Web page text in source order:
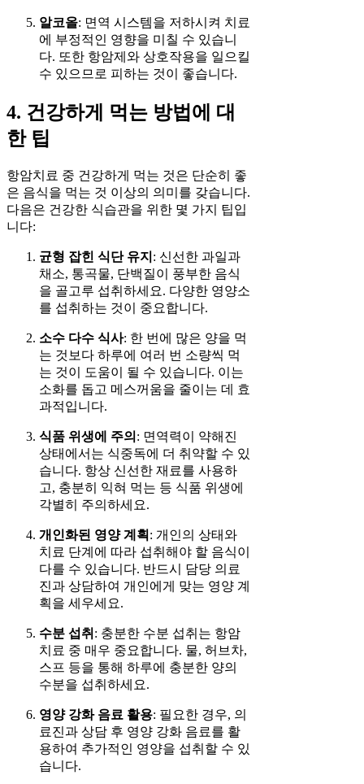
알코올: 면역 시스템을 저하시켜 치료
에 부정적인 영향을 미칠 수 있습니
다. 또한 항암제와 상호작용을 일으킬
수 있으므로 피하는 것이 좋습니다.
4. 건강하게 먹는 방법에 대
한 팁
항암치료 중 건강하게 먹는 것은 단순히 좋
은 음식을 먹는 것 이상의 의미를 갖습니다.
다음은 건강한 식습관을 위한 몇 가지 팁입
니다:
균형 잡힌 식단 유지 : 신선한 과일과
채소, 통곡물, 단백질이 풍부한 음식
을 골고루 섭취하세요. 다양한 영양소
를 섭취하는 것이 중요합니다.
소수 다수 식사: 한 번에 많은 양을 먹
는 것보다 하루에 여러 번 소량씩 먹
는 것이 도움이 될 수 있습니다. 이는
소화를 돕고 메스꺼움을 줄이는 데 효
과적입니다.
식품 위생에 주의 : 면역력이 약해진
상태에서는 식중독에 더 취약할 수 있
습니다. 항상 신선한 재료를 사용하
고, 충분히 익혀 먹는 등 식품 위생에
각별히 주의하세요.
개인화된 영양 계획 : 개인의 상태와
치료 단계에 따라 섭취해야 할 음식이
다를 수 있습니다. 반드시 담당 의료
진과 상담하여 개인에게 맞는 영양 계
획을 세우세요.
수분 섭취 : 충분한 수분 섭취는 항암
치료 중 매우 중요합니다. 물, 허브차,
스프 등을 통해 하루에 충분한 양의
수분을 섭취하세요.
영양 강화 음료 활용: 필요한 경우, 의
료진과 상담 후 영양 강화 음료를 활
용하여 추가적인 영양을 섭취할 수 있
습니다.